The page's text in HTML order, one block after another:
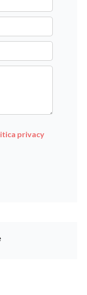
privacy